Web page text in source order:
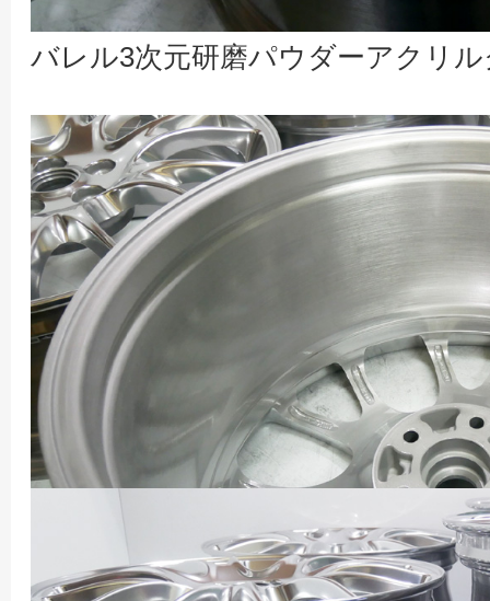
バレル3次元研磨パウダーアクリ